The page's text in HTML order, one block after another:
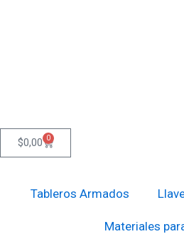
$0,00 0
Cart
Tableros Armados
Materiales